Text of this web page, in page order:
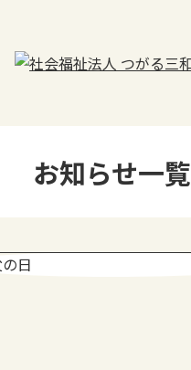
お知らせ一覧